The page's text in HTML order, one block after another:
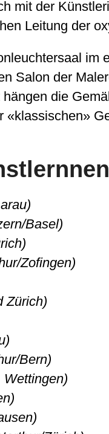
mit der
Leitung der
im
Salon der
die
«klassischen»
Basel)
Zofingen)
Zürich)
Bern)